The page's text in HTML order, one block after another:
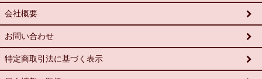
会社概要
お問い合わせ
特定商取引法に基づく表示